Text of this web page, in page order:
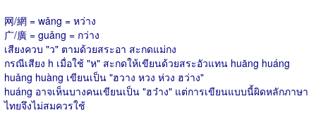
网/網 = wǎng = หว่าง
广/廣 = guǎng = กว่าง
เสียงควบ "ว" ตามด้วยสระอา สะกดแม่กง
กรณีเสียง h เมื่อใช้ "ห" สะกดให้เขียนด้วยสระอัวแทน huāng huáng
huǎng huàng เขียนเป็น "ฮวาง หวง ห่วง ฮว่าง"
huáng อาจเห็นบางคนเขียนเป็น "ฮว๋าง" แต่การเขียนแบบนี้ผิดหลักภาษา
ไทยจึงไม่สมควรใช้